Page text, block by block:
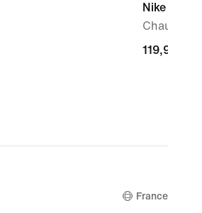
Nike P-
Chaussure
119,99 €
119,99 €
France